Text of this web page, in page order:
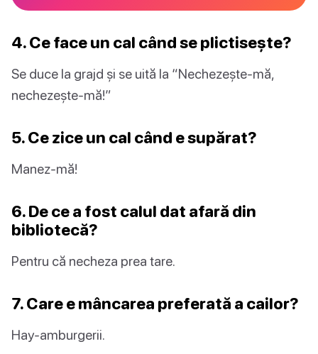
4. Ce face un cal când se plictisește?
Se duce la grajd și se uită la “Nechezește-mă,
nechezește-mă!”
5. Ce zice un cal când e supărat?
Manez-mă!
6. De ce a fost calul dat afară din
bibliotecă?
Pentru că necheza prea tare.
7. Care e mâncarea preferată a cailor?
Hay-amburgerii.